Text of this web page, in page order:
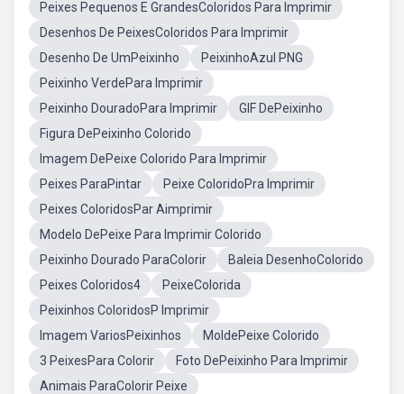
Peixes Pequenos E GrandesColoridos Para Imprimir
Desenhos De PeixesColoridos Para Imprimir
Desenho De UmPeixinho
PeixinhoAzul PNG
Peixinho VerdePara Imprimir
Peixinho DouradoPara Imprimir
GIF DePeixinho
Figura DePeixinho Colorido
Imagem DePeixe Colorido Para Imprimir
Peixes ParaPintar
Peixe ColoridoPra Imprimir
Peixes ColoridosPar Aimprimir
Modelo DePeixe Para Imprimir Colorido
Peixinho Dourado ParaColorir
Baleia DesenhoColorido
Peixes Coloridos4
PeixeColorida
Peixinhos ColoridosP Imprimir
Imagem VariosPeixinhos
MoldePeixe Colorido
3 PeixesPara Colorir
Foto DePeixinho Para Imprimir
Animais ParaColorir Peixe